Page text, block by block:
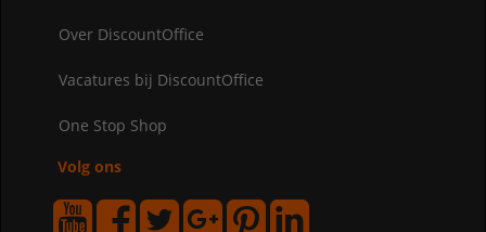
Over DiscountOffice
Vacatures bij DiscountOffice
One Stop Shop
Volg ons